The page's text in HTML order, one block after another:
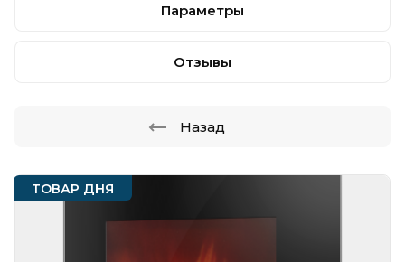
ТОВАР ДНЯ
Параметры
Отзывы
Назад